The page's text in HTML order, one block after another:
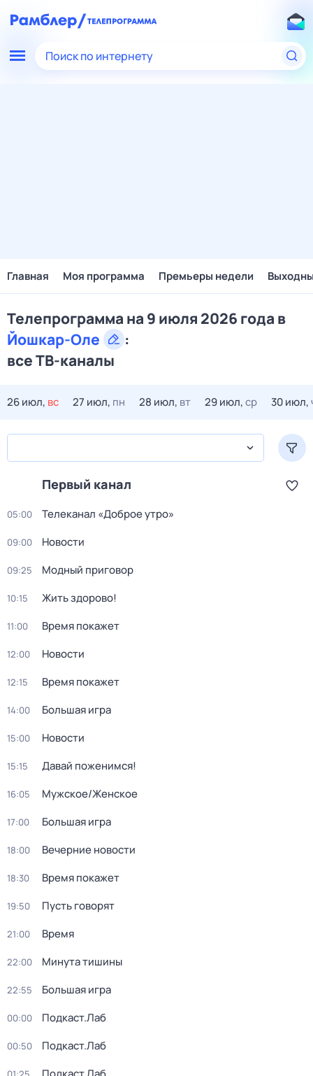
Поиск по интернету
Главная Моя программа Премьеры недели
Телепрограмма на 9 июля 2026 года в
Йошкар-Оле
:
все ТВ-каналы
26 июл, вс 27 июл, пн 28 июл, вт 29 июл,ср 30 июл,
Первый канал
05:00 Телеканал «Доброе утро»
09:00 Новости
09:25 Модный приговор
10:15 Жить здорово!
11:00 Время покажет
12:00 Новости
12:15 Время покажет
14:00 Большая игра
15:00 Новости
15:15 Давай поженимся!
16:05 Мужское/Женское
17:00 Большая игра
18:00 Вечерние новости
18:30 Время покажет
19:50 Пусть говорят
21:00 Время
22:00 Минута тишины
22:55 Большая игра
00:00 Подкаст.Лаб
00:50 Подкаст.Лаб